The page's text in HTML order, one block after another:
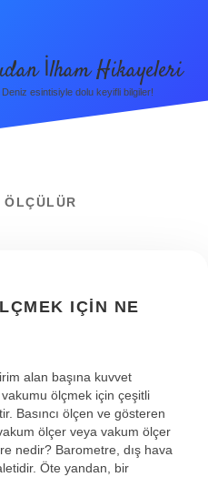
İlham Hikayeleri
Deniz esintisiyle dolu keyifli bilgiler!
IÇIN NE
alan başına kuvvet
ölçmek için çeşitli
Basıncı ölçen ve gösteren
ölçer veya vakum ölçer
nedir? Barometre, dış hava
Öte yandan, bir